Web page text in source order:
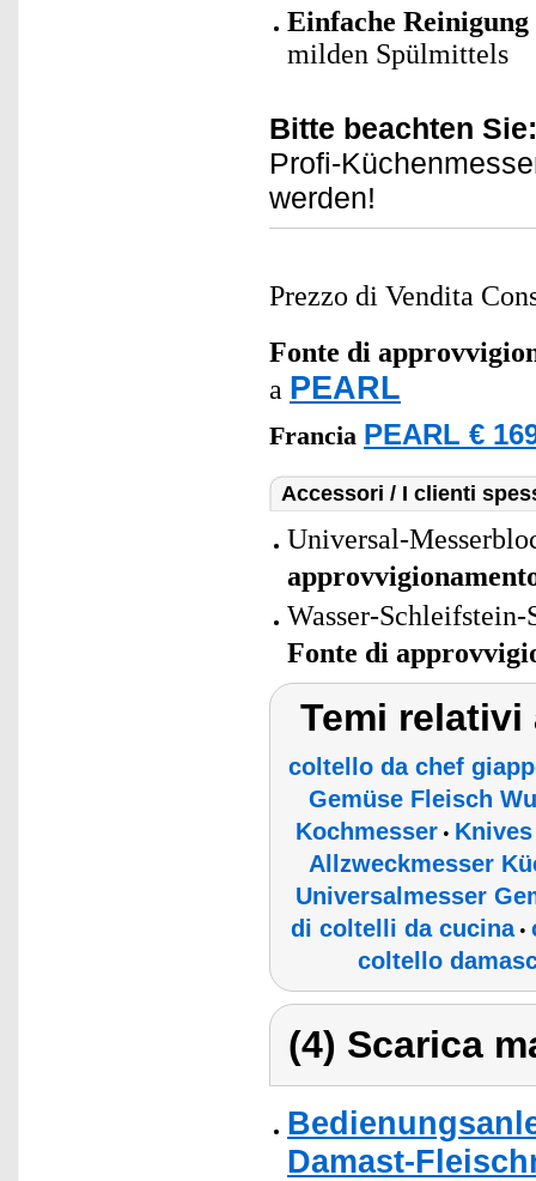
Einfache Reinigung
milden Spülmittels
Bitte beachten Sie:
Profi-
werden!
Prezzo di Vendita
Fonte di
a PEARL
Francia PEARL €
Accessori / I clienti
Universal-
Wasser-
Fonte di
Temi relativi
coltello da chef
Gemüse Fleisch
Kochmesser •
Allzweckmesser
Universalmesser
di coltelli da cucina•
coltello
(4) Scarica
Damast-